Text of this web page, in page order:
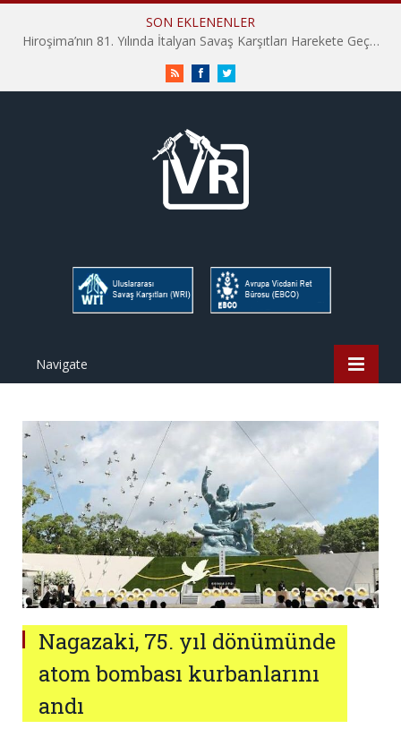
SON EKLENENLER
Hiroşima’nın 81. Yılında İtalyan Savaş Karşıtları Harekete Geçti: “Hatırlamak yeterli değil”
RSS FacebookTwitter
Navigate
Nagazaki, 75. yıl dönümünde
atom bombası kurbanlarını
andı